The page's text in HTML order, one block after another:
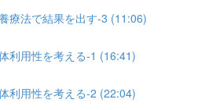
療法で結果を出す-3 (11:06)
利用性を考える-1 (16:41)
利用性を考える-2 (22:04)